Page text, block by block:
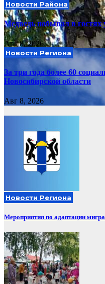
Новости Района
Медведь побывал в
Авг 8, 2026
Новости Региона
За три года более 60
Новосибирской области
Авг 8, 2026
Новости Региона
Мероприятия по адаптации